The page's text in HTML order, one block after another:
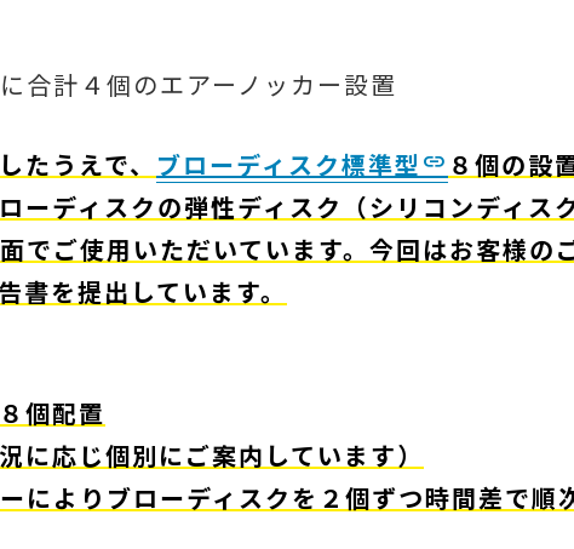
合計４個のエアーノッカー設置
たうえで、 ブローディスク標準型
８個の設
ーディスクの弾性ディスク（シリコンディス
でご使用いただいています。今回はお客様の
書を提出しています。
個配置
に応じ個別にご案内しています）
によりブローディスクを２個ずつ時間差で順